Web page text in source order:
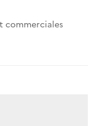
commerciales